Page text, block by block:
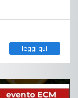
leggi qui